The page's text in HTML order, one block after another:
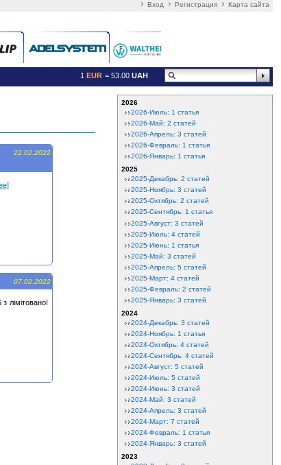
Вход Регистрация Карта сайта
1 EUR = 53.00 UAH
2026
2026-Июль: 1 статья
2026-Май: 2 статей
2026-Апрель: 3 статей
2026-Февраль: 1 статья
2026-Январь: 1 статья
2025
2025-Декабрь: 2 статей
2025-Ноябрь: 3 статей
2025-Октябрь: 2 статей
2025-Сентябрь: 1 статья
2025-Август: 3 статей
2025-Июль: 4 статей
2025-Июнь: 1 статья
2025-Май: 3 статей
2025-Апрель: 5 статей
2025-Март: 4 статей
2025-Февраль: 2 статей
2025-Январь: 3 статей
2024
2024-Декабрь: 3 статей
2024-Ноябрь: 1 статья
2024-Октябрь: 4 статей
2024-Сентябрь: 4 статей
2024-Август: 5 статей
2024-Июль: 5 статей
2024-Июнь: 3 статей
2024-Май: 3 статей
2024-Апрель: 3 статей
2024-Март: 7 статей
2024-Февраль: 1 статья
2024-Январь: 3 статей
2023
22.02.2022
07.02.2022
лімітованої